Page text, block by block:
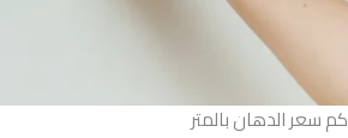
كم سعر الدهان بالمتر